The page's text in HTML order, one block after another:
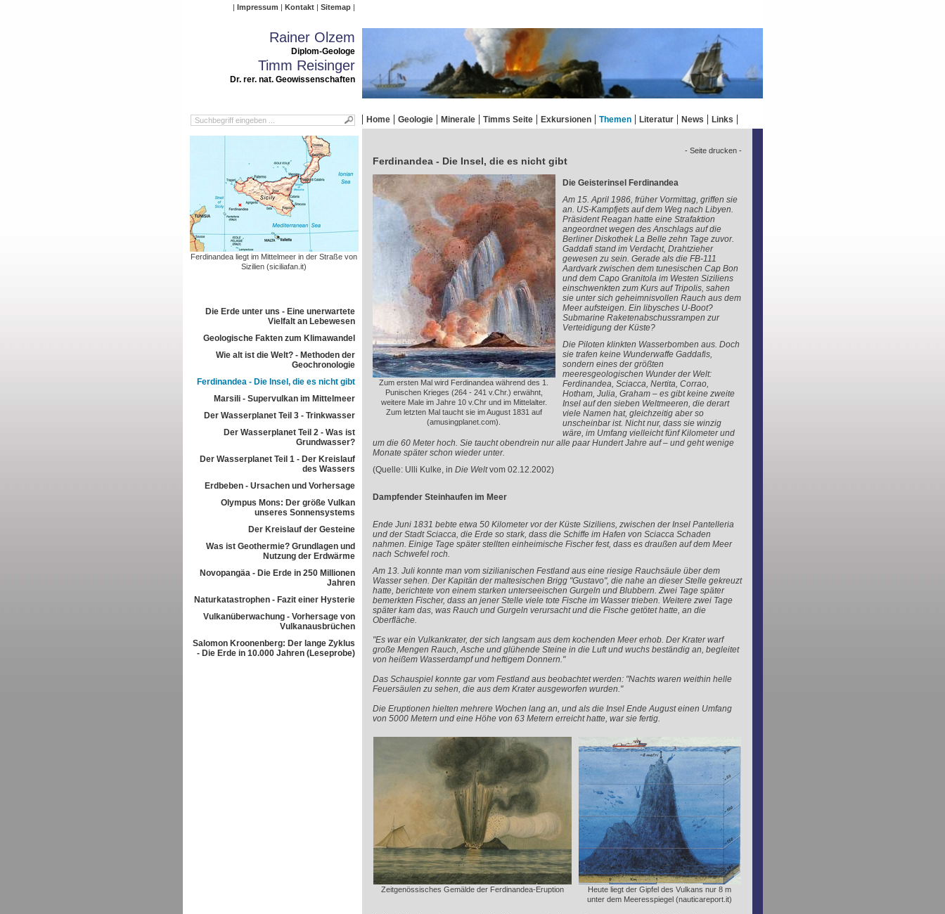
Impressum Kontakt Sitemap
Rainer Olzem
Diplom-Geologe
Timm Reisinger
Dr. rer. nat. Geowissenschaften
Home Geologie Minerale Timms Seite Exkursionen Themen Literatur News Links
Ferdinandea liegt im Mittelmeer in der Straße von
Sizilien (siciliafan.it)
Die Erde unter uns - Eine unerwartete
Vielfalt an Lebewesen
Geologische Fakten zum Klimawandel
Wie alt ist die Welt? - Methoden der
Geochronologie
Ferdinandea - Die Insel, die es nicht gibt
Marsili - Supervulkan im Mittelmeer
Der Wasserplanet Teil 3 - Trinkwasser
Der Wasserplanet Teil 2 - Was ist
Grundwasser?
Der Wasserplanet Teil 1 - Der Kreislauf
des Wassers
Erdbeben - Ursachen und Vorhersage
Olympus Mons: Der größe Vulkan
unseres Sonnensystems
Der Kreislauf der Gesteine
Was ist Geothermie? Grundlagen und
Nutzung der Erdwärme
Novopangäa - Die Erde in 250 Millionen
Jahren
Naturkatastrophen - Fazit einer Hysterie
Vulkanüberwachung - Vorhersage von
Vulkanausbrüchen
Salomon Kroonenberg: Der lange Zyklus
- Die Erde in 10.000 Jahren (Leseprobe)
- Seite drucken -
Ferdinandea - Die Insel, die es nicht gibt
Zum ersten Mal wird Ferdinandea während des 1.
Punischen Krieges (264 - 241 v.Chr.) erwähnt,
weitere Male im Jahre 10 v.Chr und im Mittelalter.
Zum letzten Mal taucht sie im August 1831 auf
(amusingplanet.com).
Die Geisterinsel Ferdinandea
Am 15. April 1986, früher Vormittag, griffen sie
an. US-Kampfjets auf dem Weg nach Libyen.
Präsident Reagan hatte eine Strafaktion
angeordnet wegen des Anschlags auf die
Berliner Diskothek La Belle zehn Tage zuvor.
Gaddafi stand im Verdacht, Drahtzieher
gewesen zu sein. Gerade als die FB-111
Aardvark zwischen dem tunesischen Cap Bon
und dem Capo Granitola im Westen Siziliens
einschwenkten zum Kurs auf Tripolis, sahen
sie unter sich geheimnisvollen Rauch aus dem
Meer aufsteigen. Ein libysches U-Boot?
Submarine Raketenabschussrampen zur
Verteidigung der Küste?
Die Piloten klinkten Wasserbomben aus. Doch
sie trafen keine Wunderwaffe Gaddafis,
sondern eines der größten
meeresgeologischen Wunder der Welt:
Ferdinandea, Sciacca, Nertita, Corrao,
Hotham, Julia, Graham – es gibt keine zweite
Insel auf den sieben Weltmeeren, die derart
viele Namen hat, gleichzeitig aber so
unscheinbar ist. Nicht nur, dass sie winzig
wäre, im Umfang vielleicht fünf Kilometer und
um die 60 Meter hoch. Sie taucht obendrein nur alle paar Hundert Jahre auf – und geht wenige
Monate später schon wieder unter.
(Quelle: Ulli Kulke, in Die Weltvom 02.12.2002)
Dampfender Steinhaufen im Meer
Ende Juni 1831 bebte etwa 50 Kilometer vor der Küste Siziliens, zwischen der Insel Pantelleria
und der Stadt Sciacca, die Erde so stark, dass die Schiffe im Hafen von Sciacca Schaden
nahmen. Einige Tage später stellten einheimische Fischer fest, dass es draußen auf dem Meer
nach Schwefel roch.
Am 13. Juli konnte man vom sizilianischen Festland aus eine riesige Rauchsäule über dem
Wasser sehen. Der Kapitän der maltesischen Brigg "Gustavo", die nahe an dieser Stelle gekreuzt
hatte, berichtete von einem starken unterseeischen Gurgeln und Blubbern. Zwei Tage später
bemerkten Fischer, dass an jener Stelle viele tote Fische im Wasser trieben. Weitere zwei Tage
später kam das, was Rauch und Gurgeln verursacht und die Fische getötet hatte, an die
Oberfläche.
"Es war ein Vulkankrater, der sich langsam aus dem kochenden Meer erhob. Der Krater warf
große Mengen Rauch, Asche und glühende Steine in die Luft und wuchs beständig an, begleitet
von heißem Wasserdampf und heftigem Donnern."
Das Schauspiel konnte gar vom Festland aus beobachtet werden: "Nachts waren weithin helle
Feuersäulen zu sehen, die aus dem Krater ausgeworfen wurden."
Die Eruptionen hielten mehrere Wochen lang an, und als die Insel Ende August einen Umfang
von 5000 Metern und eine Höhe von 63 Metern erreicht hatte, war sie fertig.
Zeitgenössisches Gemälde der Ferdinandea-Eruption
Heute liegt der Gipfel des Vulkans nur 8 m
unter dem Meeresspiegel (nauticareport.it)